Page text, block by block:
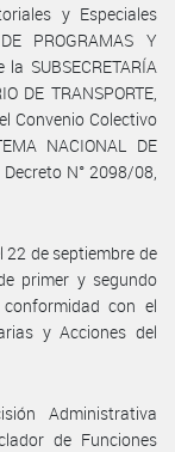
y Especiales
PROGRAMAS Y
la SUBSECRETARÍA
DE TRANSPORTE,
Convenio Colectivo
NACIONAL DE
N° 2098/08,
22 de septiembre de
primer y segundo
conformidad con el
y Acciones del
Administrativa
de Funciones